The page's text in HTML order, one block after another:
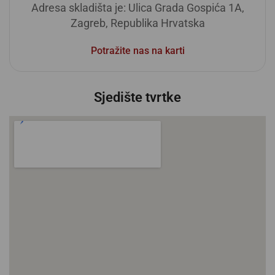
Adresa skladišta je: Ulica Grada Gospića 1A,
Zagreb, Republika Hrvatska
Potražite nas na karti
Sjedište tvrtke